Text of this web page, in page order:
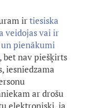
irtiesiska
veidojas vai ir
un pienākumi
, bet nav piešķirts
iesniedzama
ar drošu